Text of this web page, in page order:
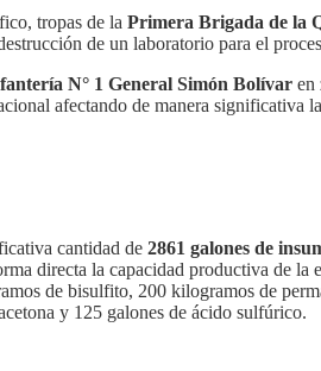
tropas de la Primera Brigada de la
de un laboratorio para el
N° 1 General Simón Bolívar en
afectando de manera significativa
cantidad de 2861 galones de
directa la capacidad productiva de la
de bisulfito, 200 kilogramos de
y 125 galones de ácido sulfúrico.